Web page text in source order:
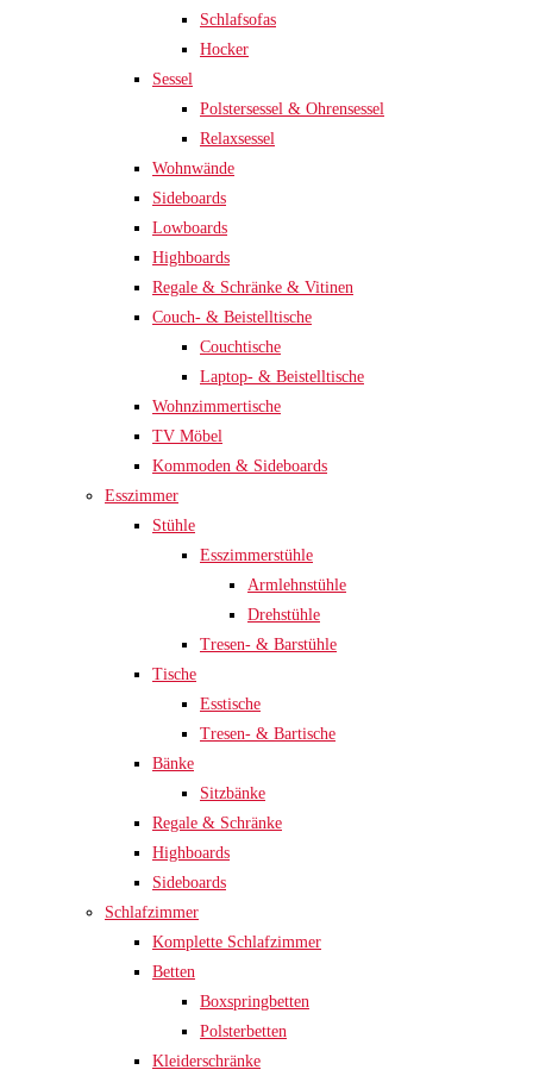
Schlafsofas
Hocker
Sessel
Polstersessel & Ohrensessel
Relaxsessel
Wohnwände
Sideboards
Lowboards
Highboards
Regale & Schränke & Vitinen
Couch- & Beistelltische
Couchtische
Laptop- & Beistelltische
Wohnzimmertische
TV Möbel
Kommoden & Sideboards
Esszimmer
Stühle
Esszimmerstühle
Armlehnstühle
Drehstühle
Tresen- & Barstühle
Tische
Esstische
Tresen- & Bartische
Bänke
Sitzbänke
Regale & Schränke
Highboards
Sideboards
Schlafzimmer
Komplette Schlafzimmer
Betten
Boxspringbetten
Polsterbetten
Kleiderschränke